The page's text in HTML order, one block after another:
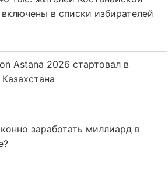
в списки избирателей
Astana 2026 стартовал в
заработать миллиард в